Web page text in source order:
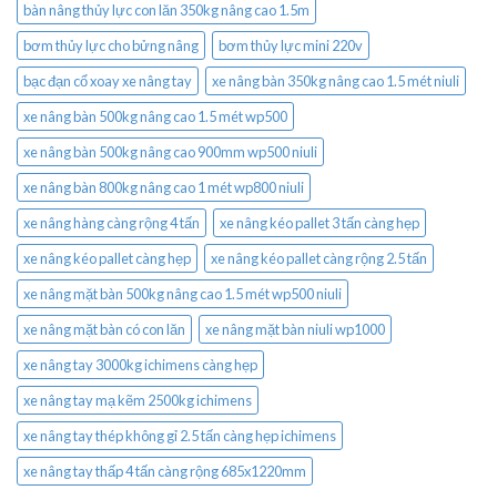
bàn nâng thủy lực con lăn 350kg nâng cao 1.5m
bơm thủy lực cho bửng nâng
bơm thủy lực mini 220v
bạc đạn cổ xoay xe nâng tay
xe nâng bàn 350kg nâng cao 1.5 mét niuli
xe nâng bàn 500kg nâng cao 1.5 mét wp500
xe nâng bàn 500kg nâng cao 900mm wp500 niuli
xe nâng bàn 800kg nâng cao 1 mét wp800 niuli
xe nâng hàng càng rộng 4 tấn
xe nâng kéo pallet 3 tấn càng hẹp
xe nâng kéo pallet càng hẹp
xe nâng kéo pallet càng rộng 2.5 tấn
xe nâng mặt bàn 500kg nâng cao 1.5 mét wp500 niuli
xe nâng mặt bàn có con lăn
xe nâng mặt bàn niuli wp1000
xe nâng tay 3000kg ichimens càng hẹp
xe nâng tay mạ kẽm 2500kg ichimens
xe nâng tay thép không gỉ 2.5 tấn càng hẹp ichimens
xe nâng tay thấp 4 tấn càng rộng 685x1220mm